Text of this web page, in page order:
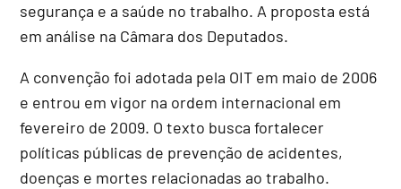
segurança e a saúde no trabalho. A proposta está
em análise na Câmara dos Deputados.
A convenção foi adotada pela OIT em maio de 2006
e entrou em vigor na ordem internacional em
fevereiro de 2009. O texto busca fortalecer
políticas públicas de prevenção de acidentes,
doenças e mortes relacionadas ao trabalho.